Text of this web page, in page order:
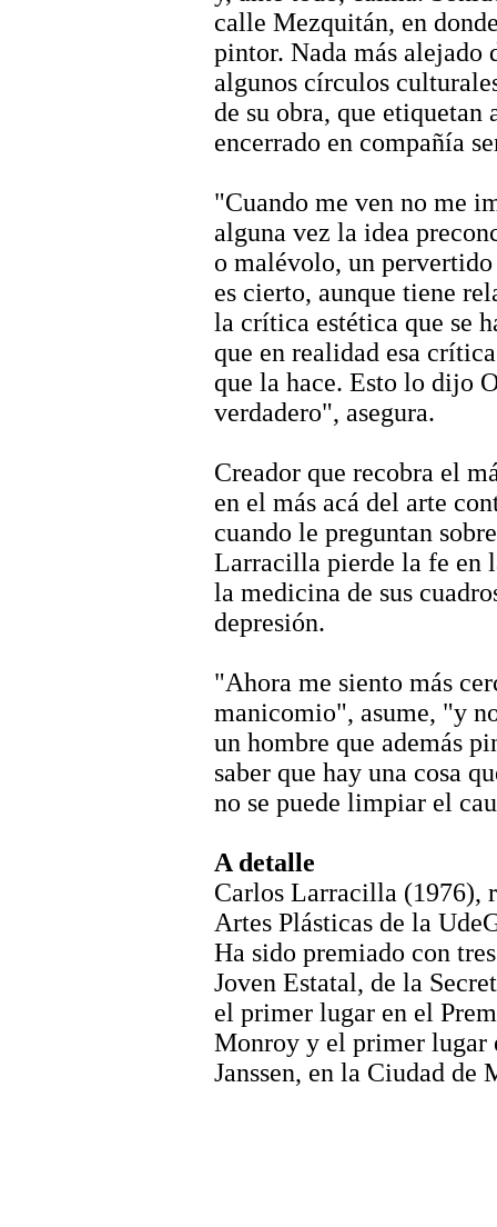
calle Mezquitán, en
pintor. Nada más alejado
algunos círculos
de su obra, que
encerrado en compañía
"Cuando me ven no me
alguna vez la idea
o malévolo, un
es cierto, aunque tiene
la crítica estética que se
que en realidad esa
que la hace. Esto lo dijo
verdadero", asegura.
Creador que recobra el
en el más acá del arte
cuando le preguntan
Larracilla pierde la fe en
la medicina de sus
depresión.
"Ahora me siento más
manicomio", asume, "y
un hombre que además
saber que hay una cosa
no se puede limpiar el
A detalle
Carlos Larracilla (1976),
Artes Plásticas de la
Ha sido premiado con
Joven Estatal, de la
el primer lugar en el
Monroy y el primer lugar
Janssen, en la Ciudad de